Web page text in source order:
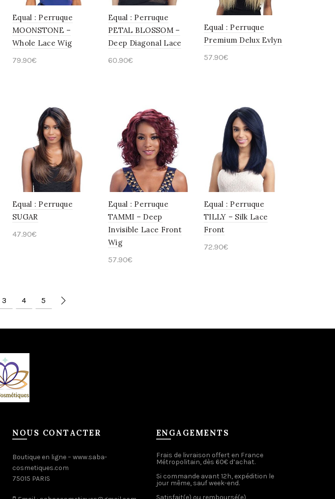
Equal : Perruque
MOONSTONE –
Whole Lace Wig
79.90€
Equal : Perruque
PETAL BLOSSOM –
Deep Diagonal Lace
60.90€
Equal : Perruque
Premium Delux Evlyn
57.90€
Equal : Perruque
SUGAR
47.90€
Equal : Perruque
TAMMI – Deep
Invisible Lace Front
Wig
57.90€
Equal : Perruque
TILLY – Silk Lace
Front
72.90€
3 4 5
NOUS CONTACTER
Boutique en ligne – www.saba-
cosmetiques.com
75015 PARIS
ENGAGEMENTS
Frais de livraison offert en France
Métropolitain, dès 60€ d’achat.
Si commande avant 12h, expédition le
jour même, sauf week-end.